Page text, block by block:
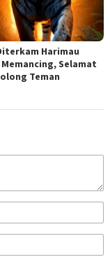
Harimau
Selamat
Teman